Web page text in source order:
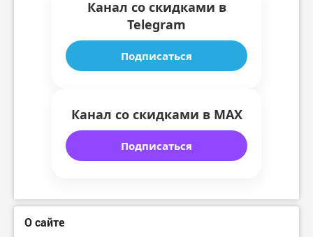
Канал со скидками в
Telegram
Подписаться
Канал со скидками в MAX
Подписаться
О сайте